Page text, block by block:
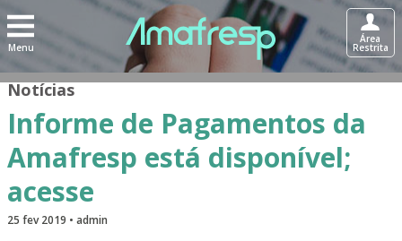
Menu
Área
Restrita
Notícias
Informe de Pagamentos da
Amafresp está disponível;
acesse
25 fev 2019 • admin